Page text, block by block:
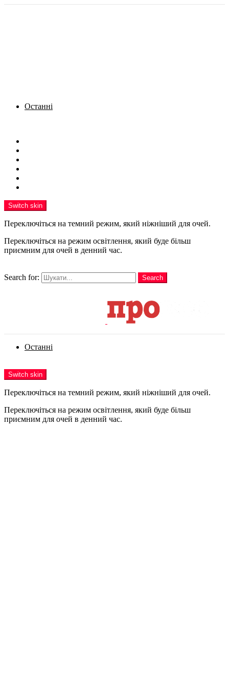
Останні
Switch skin
Переключіться на темний режим, який ніжніший для очей.
Переключіться на режим освітлення, який буде більш
приємним для очей в денний час.
Search for:
Search
Останні
Switch skin
Переключіться на темний режим, який ніжніший для очей.
Переключіться на режим освітлення, який буде більш
приємним для очей в денний час.